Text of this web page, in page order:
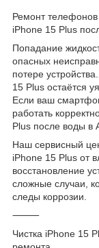
Ремонт
iPhone 15 Plus
Попадание
опасных
потере
15 Plus остаётся
Если ваш
работать
Plus после воды в
Наш сервисный
iPhone 15 Plus от
восстановление
сложные случаи,
следы коррозии.
⸻
Чистка iPhone 15